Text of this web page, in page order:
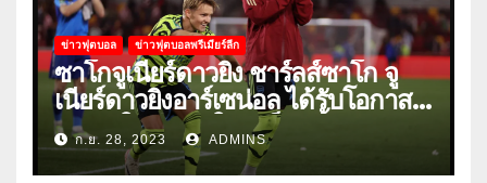
ข่าวฟุตบอล ข่าวฟุตบอลพรีเมียร์ลีก
ซาโกจูเนียร์ดาวยิง ชาร์ลส์ซาโก จู
เนียร์ดาวยิงอาร์เซน่อล ได้รับโอกาส
ลงเล่นให้ทีมชุดใหญ่เป็นครั้งแรก
ก.ย. 28, 2023 ADMINS